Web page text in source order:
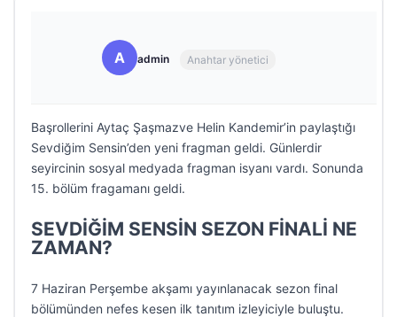
A admin Anahtar yönetici
Başrollerini Aytaç Şaşmazve Helin Kandemir’in paylaştığı
Sevdiğim Sensin’den yeni fragman geldi. Günlerdir
seyircinin sosyal medyada fragman isyanı vardı. Sonunda
15. bölüm fragamanı geldi.
SEVDİĞİM SENSİN SEZON FİNALİ NE
ZAMAN?
7 Haziran Perşembe akşamı yayınlanacak sezon final
bölümünden nefes kesen ilk tanıtım izleyiciyle buluştu.